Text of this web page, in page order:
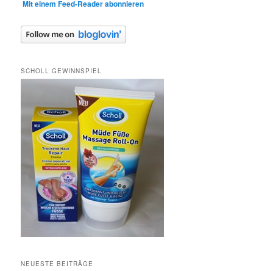
Mit einem Feed-Reader abonnieren
SCHOLL GEWINNSPIEL
NEUESTE BEITRÄGE